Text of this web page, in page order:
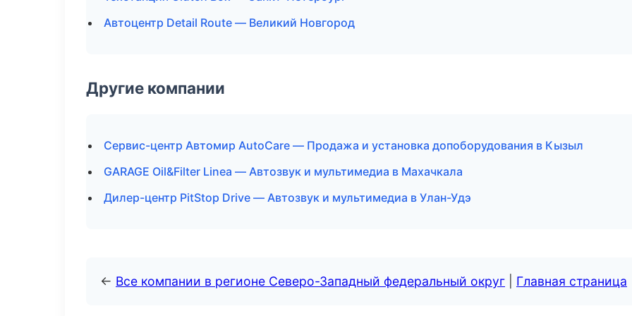
Автоцентр Detail Route — Великий Новгород
Другие компании
Сервис-центр Автомир AutoCare — Продажа и установка допоборудования в Кызыл
GARAGE Oil&Filter Linea — Автозвук и мультимедиа в Махачкала
Дилер-центр PitStop Drive — Автозвук и мультимедиа в Улан-Удэ
← Все компании в регионе Северо-Западный федеральный округ Главная страница